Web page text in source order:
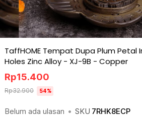
TaffHOME Tempat Dupa Plum Petal
Holes Zinc Alloy - XJ-9B - Copper
Belum ada ulasan • SKU 7RHK8ECP
Rp15.400
Rp32.900 54%